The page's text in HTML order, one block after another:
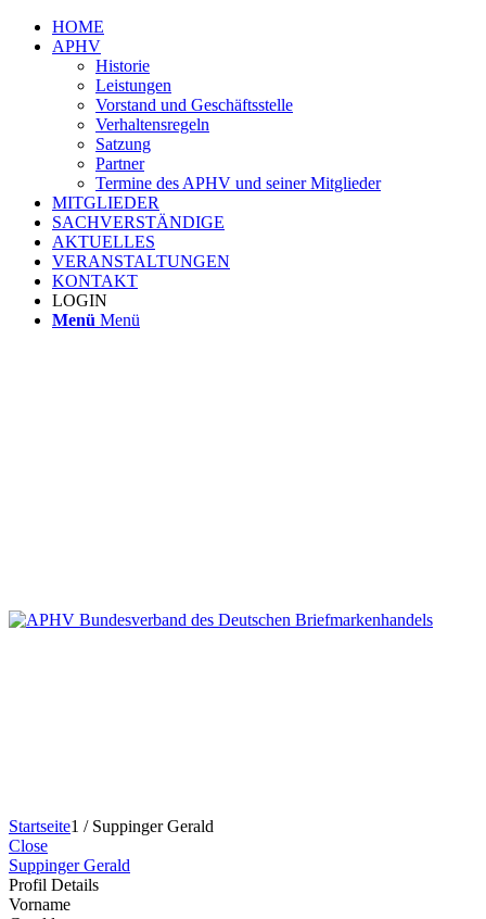
HOME
APHV
Historie
Leistungen
Vorstand und Geschäftsstelle
Verhaltensregeln
Satzung
Partner
Termine des APHV und seiner Mitglieder
MITGLIEDER
SACHVERSTÄNDIGE
AKTUELLES
VERANSTALTUNGEN
KONTAKT
LOGIN
Menü Menü
Startseite1 / Suppinger Gerald
Close
Suppinger Gerald
Profil Details
Vorname